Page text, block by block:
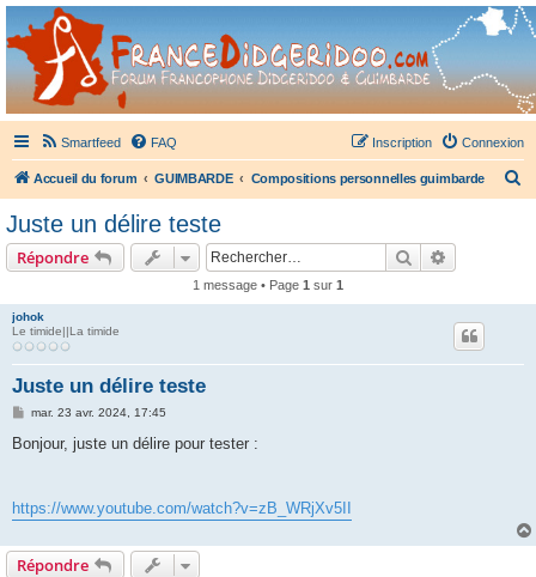
France Didgeridoo
Didgeridoo et Guimbarde sur France Didgeridoo - retrouvez la communauté.
Smartfeed FAQ Connexion
Inscription
Accueil du forum GUIMBARDE Compositions personnelles guimbarde
Juste un délire teste
Répondre Rechercher
1 message • Page 1 sur 1
johok
Le timide||La timide
Juste un délire teste
M
s
mar. 23 avr. 2024, 17:45
Bonjour, juste un délire pour tester :
https://www.youtube.com/watch?v=zB_WRjXv5II
Répondre